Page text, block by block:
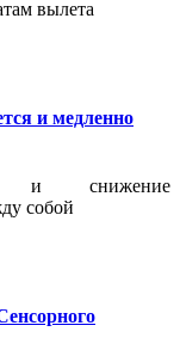
вылета
и медленно
и снижение
собой